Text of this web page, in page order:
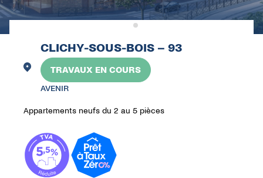
CLICHY-SOUS-BOIS – 93
TRAVAUX EN COURS
AVENIR
Appartements neufs du 2 au 5 pièces